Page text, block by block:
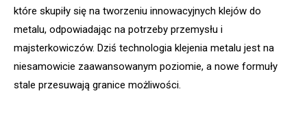
które skupiły się na tworzeniu innowacyjnych klejów do
metalu, odpowiadając na potrzeby przemysłu i
majsterkowiczów. Dziś technologia klejenia metalu jest na
niesamowicie zaawansowanym poziomie, a nowe formuły
stale przesuwają granice możliwości.